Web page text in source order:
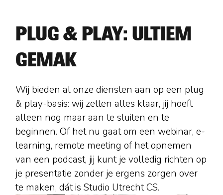
PLUG & PLAY: ULTIEM
GEMAK
Wij bieden al onze diensten aan op een plug
& play-basis: wij zetten alles klaar, jij hoeft
alleen nog maar aan te sluiten en te
beginnen. Of het nu gaat om een webinar, e-
learning, remote meeting of het opnemen
van een podcast, jij kunt je volledig richten op
je presentatie zonder je ergens zorgen over
te maken, dát is Studio Utrecht CS.